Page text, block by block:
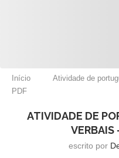
Início
Atividade de
PDF
ATIVIDADE DE
VERBAIS
escrito por